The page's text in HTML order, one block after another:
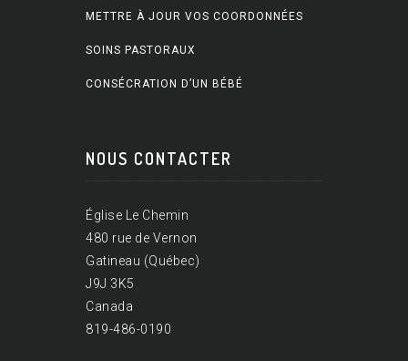
METTRE À JOUR VOS COORDONNÉES
SOINS PASTORAUX
CONSÉCRATION D’UN BÉBÉ
NOUS CONTACTER
Église Le Chemin
480 rue de Vernon
Gatineau (Québec)
J9J 3K5
Canada
819-486-0190